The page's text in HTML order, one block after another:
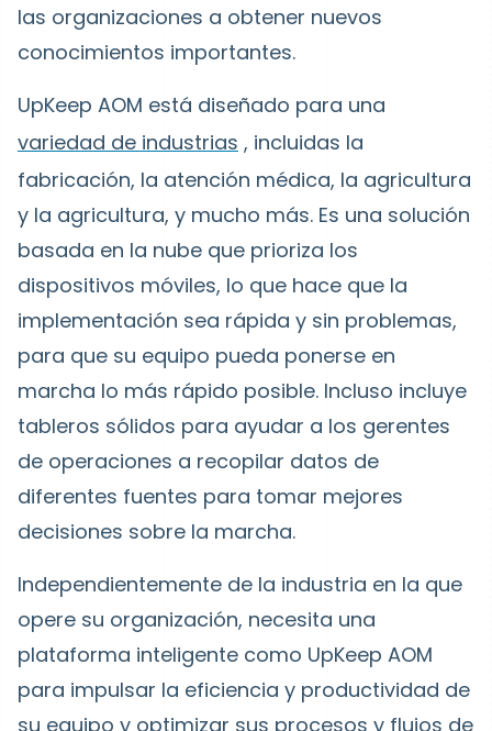
las organizaciones a obtener nuevos
conocimientos importantes.
UpKeep AOM está diseñado para una
variedad de industrias , incluidas la
fabricación, la atención médica, la agricultura
y la agricultura, y mucho más. Es una solución
basada en la nube que prioriza los
dispositivos móviles, lo que hace que la
implementación sea rápida y sin problemas,
para que su equipo pueda ponerse en
marcha lo más rápido posible. Incluso incluye
tableros sólidos para ayudar a los gerentes
de operaciones a recopilar datos de
diferentes fuentes para tomar mejores
decisiones sobre la marcha.
Independientemente de la industria en la que
opere su organización, necesita una
plataforma inteligente como UpKeep AOM
para impulsar la eficiencia y productividad de
su equipo y optimizar sus procesos y flujos de